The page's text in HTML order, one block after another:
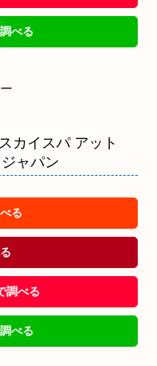
べる
カイスパ アット
ャパン
る
調べる
べる